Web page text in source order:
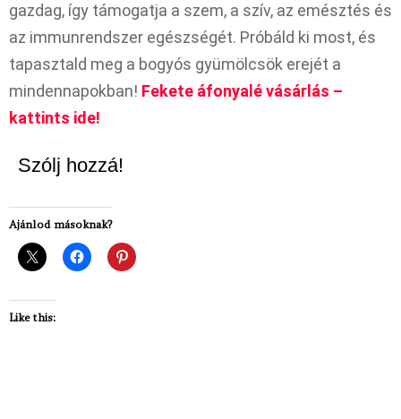
gazdag, így támogatja a szem, a szív, az emésztés és
az immunrendszer egészségét. Próbáld ki most, és
tapasztald meg a bogyós gyümölcsök erejét a
mindennapokban! Fekete áfonyalé vásárlás –
kattints ide!
Szólj hozzá!
Ajánlod másoknak?
Like this: